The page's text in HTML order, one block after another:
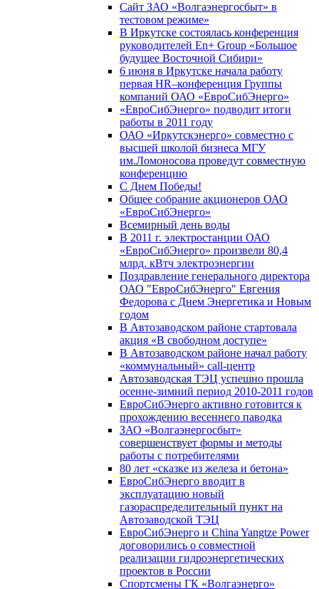
Сайт ЗАО «Волгаэнергосбыт» в
тестовом режиме»
В Иркутске состоялась конференция
руководителей En+ Group «Большое
будущее Восточной Сибири»
6 июня в Иркутске начала работу
первая HR–конференция Группы
компаний ОАО «ЕвроСибЭнерго»
«ЕвроСибЭнерго» подводит итоги
работы в 2011 году
ОАО «Иркутскэнерго» совместно с
высшей школой бизнеса МГУ
им.Ломоносова проведут совместную
конференцию
С Днем Победы!
Общее собрание акционеров ОАО
«ЕвроСибЭнерго»
Всемирный день воды
В 2011 г. электростанции ОАО
«ЕвроСибЭнерго» произвели 80,4
млрд. кВтч электроэнергии
Поздравление генерального директора
ОАО "ЕвроСибЭнерго" Евгения
Федорова с Днем Энергетика и Новым
годом
В Автозаводском районе стартовала
акция «В свободном доступе»
В Автозаводском районе начал работу
«коммунальный» call-центр
Автозаводская ТЭЦ успешно прошла
осенне-зимний период 2010-2011 годов
ЕвроСибЭнерго активно готовится к
прохождению весеннего паводка
ЗАО «Волгаэнергосбыт»
совершенствует формы и методы
работы с потребителями
80 лет «сказке из железа и бетона»
ЕвроСибЭнерго вводит в
эксплуатацию новый
газораспределительный пункт на
Автозаводской ТЭЦ
ЕвроСибЭнерго и China Yangtze Power
договорились о совместной
реализации гидроэнергетических
проектов в России
Спортсмены ГК «Волгаэнерго»